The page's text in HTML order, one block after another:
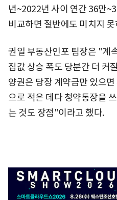
년~2022년 사이 연간 36만
비교하면 절반에도 미치지
권일 부동산인포 팀장은 "계
집값 상승 폭도 당분간 더 커
양권은 당장 계약금만 있으
으로 적은 데다 청약통장을
는 것도 장점"이라고 했다.